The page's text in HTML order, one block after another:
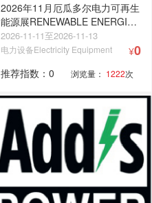
2026年11月厄瓜多尔电力可再生
能源展RENEWABLE ENERGIES
2026
2026-11-11至2026-11-13
电力设备Electricity Equipment ¥0
推荐指数：0 浏览量： 1222次